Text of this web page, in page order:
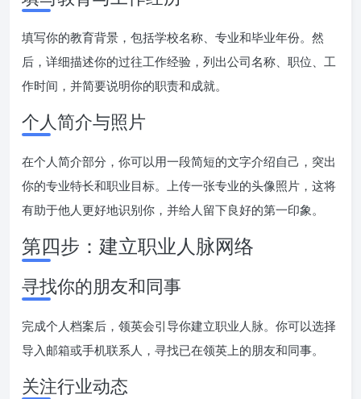
填写你的教育背景，包括学校名称、专业和毕业年份。然
后，详细描述你的过往工作经验，列出公司名称、职位、工
作时间，并简要说明你的职责和成就。
个人简介与照片
在个人简介部分，你可以用一段简短的文字介绍自己，突出
你的专业特长和职业目标。上传一张专业的头像照片，这将
有助于他人更好地识别你，并给人留下良好的第一印象。
第四步：建立职业人脉网络
寻找你的朋友和同事
完成个人档案后，领英会引导你建立职业人脉。你可以选择
导入邮箱或手机联系人，寻找已在领英上的朋友和同事。
关注行业动态